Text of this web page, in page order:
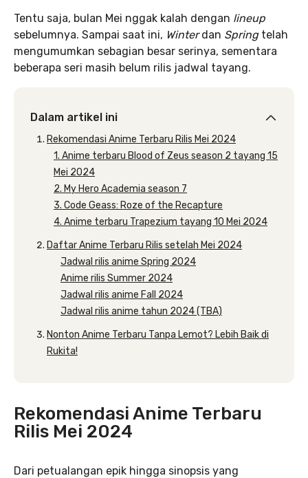
Tentu saja, bulan Mei nggak kalah dengan lineup
sebelumnya. Sampai saat ini, Winterdan Springtelah
mengumumkan sebagian besar serinya, sementara
beberapa seri masih belum rilis jadwal tayang.
Dalam artikel ini
Rekomendasi Anime Terbaru Rilis Mei 2024
1. Anime terbaru Blood of Zeus season 2 tayang 15
Mei 2024
2. My Hero Academia season 7
3. Code Geass: Roze of the Recapture
4. Anime terbaru Trapezium tayang 10 Mei 2024
Daftar Anime Terbaru Rilis setelah Mei 2024
Jadwal rilis anime Spring 2024
Anime rilis Summer 2024
Jadwal rilis anime Fall 2024
Jadwal rilis anime tahun 2024 (TBA)
Nonton Anime Terbaru Tanpa Lemot? Lebih Baik di
Rukita!
Rekomendasi Anime Terbaru
Rilis Mei 2024
Dari petualangan epik hingga sinopsis yang